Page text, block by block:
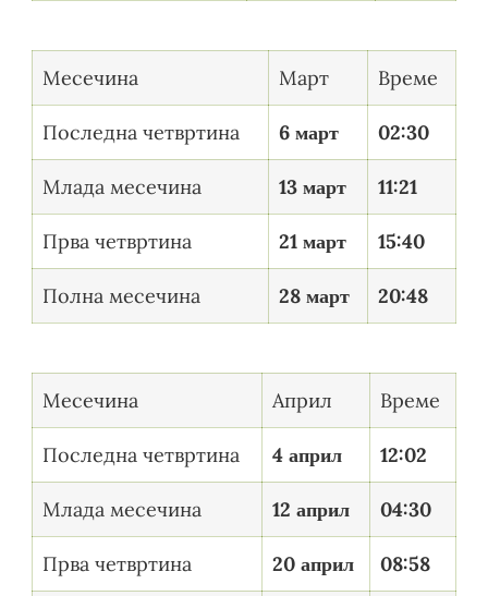
Месечина Март Време
Последна четвртина 6 март 02:30
Млада месечина 13 март 11:21
Прва четвртина 21 март 15:40
Полна месечина 28 март 20:48
Месечина Април Време
Последна четвртина 4 април 12:02
Млада месечина 12 април 04:30
Прва четвртина 20 април 08:58